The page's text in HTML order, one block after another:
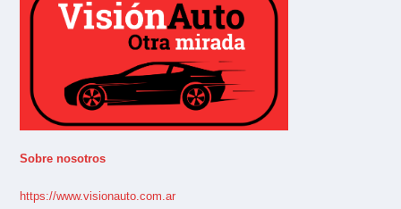
Sobre nosotros
https://www.visionauto.com.ar